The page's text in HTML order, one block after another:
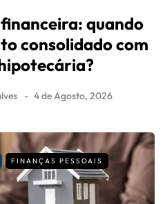
quando
consolidado com
4 de Agosto, 2026
FINANÇAS PESSOAIS